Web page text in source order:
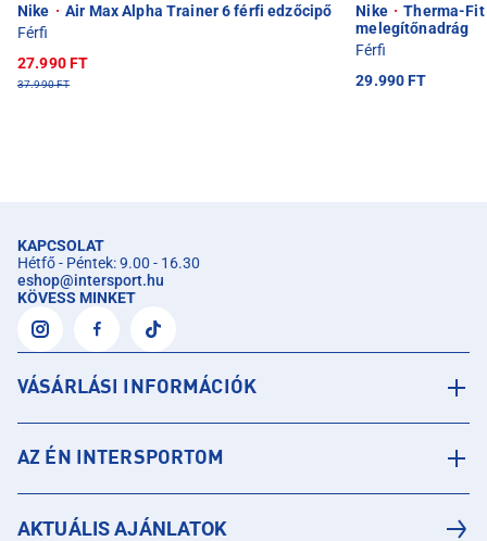
Nike · Air Max Alpha Trainer 6 férfi edzőcipő
Férfi
27.990 FT
37.990 FT
Nike · Therma-
melegítőnadrág
Férfi
29.990 FT
KAPCSOLAT
Hétfő - Péntek: 9.00 - 16.30
eshop@intersport.hu
KÖVESS MINKET
VÁSÁRLÁSI INFORMÁCIÓK
AZ ÉN INTERSPORTOM
AKTUÁLIS AJÁNLATOK